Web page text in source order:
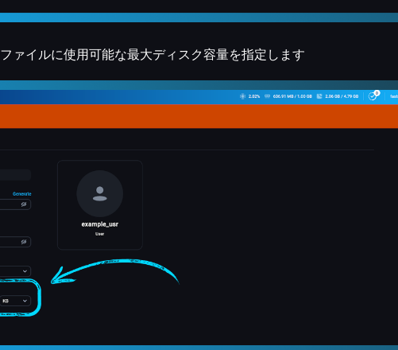
ァイルに使用可能な最大ディスク容量を指定します